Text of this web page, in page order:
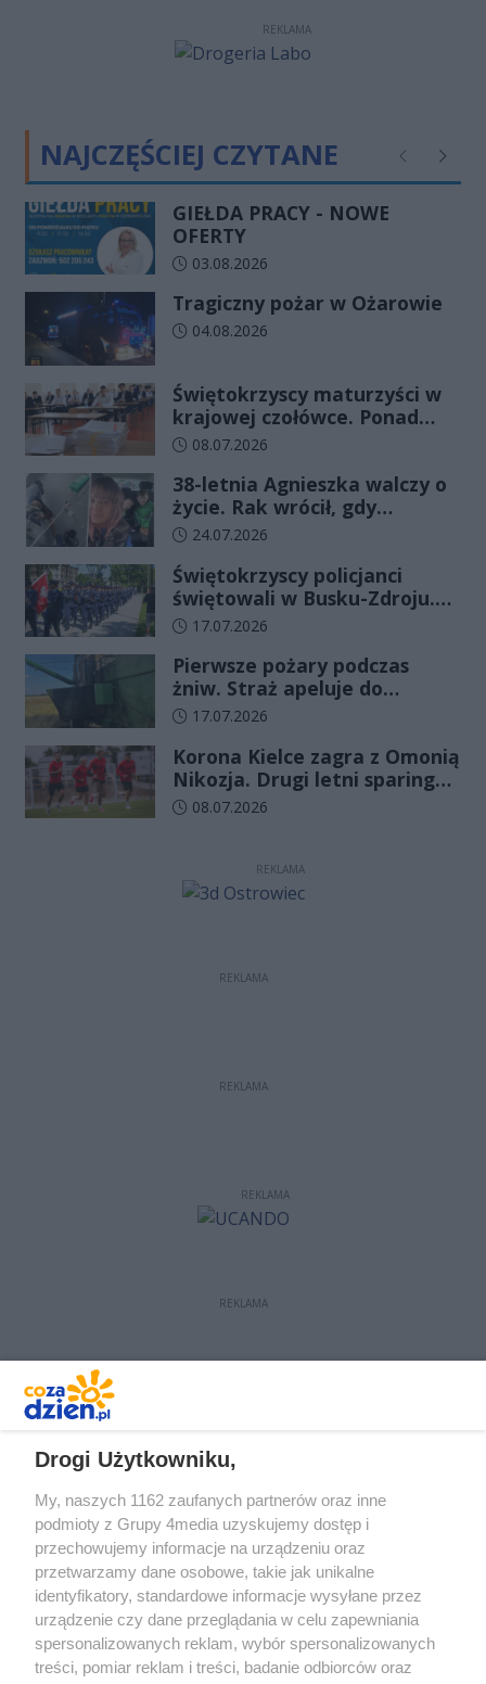
REKLAMA
NAJCZĘŚCIEJ CZYTANE Poprzednie
GIEŁDA PRACY - NOWE
OFERTY
Data dodania artykułu:
03.08.2026
Tragiczny pożar w Ożarowie
Data dodania artykułu:
04.08.2026
Świętokrzyscy maturzyści w
krajowej czołówce. Ponad
83% zdało egzamin już w
Data dodania artykułu:
08.07.2026
38-letnia Agnieszka walczy o
życie. Rak wrócił, gdy
wydawało się, że najgorsze
Data dodania artykułu:
24.07.2026
Świętokrzyscy policjanci
świętowali w Busku-Zdroju.
Czterdziestu nowych
ślubowanie
Data dodania artykułu:
17.07.2026
Pierwsze pożary podczas
żniw. Straż apeluje do
rolników o ostrożność
Data dodania artykułu:
17.07.2026
Korona Kielce zagra z Omonią
Nikozja. Drugi letni sparing
odbędzie się na EXBUD Arenie
Data dodania artykułu:
08.07.2026
REKLAMA
REKLAMA
REKLAMA
REKLAMA
REKLAMA
Drogi Użytkowniku,
My, naszych 1162 zaufanych partnerów oraz inne
podmioty z Grupy 4media uzyskujemy dostęp i
przechowujemy informacje na urządzeniu oraz
przetwarzamy dane osobowe, takie jak unikalne
identyfikatory, standardowe informacje wysyłane przez
urządzenie czy dane przeglądania w celu zapewniania
spersonalizowanych reklam, wybór spersonalizowanych
treści, pomiar reklam i treści, badanie odbiorców oraz